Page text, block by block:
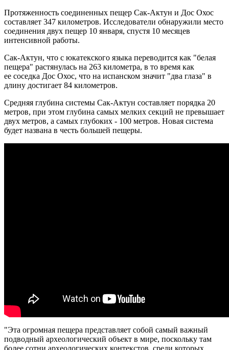
Протяженность соединенных пещер Сак-Актун и Дос Охос
составляет 347 километров. Исследователи обнаружили место
соединения двух пещер 10 января, спустя 10 месяцев
интенсивной работы.
Сак-Актун, что с юкатекского языка переводится как "белая
пещера" растянулась на 263 километра, в то время как
ее соседка Дос Охос, что на испанском значит "два глаза" в
длину достигает 84 километров.
Средняя глубина системы Сак-Актун составляет порядка 20
метров, при этом глубина самых мелких секций не превышает
двух метров, а самых глубоких - 100 метров. Новая система
будет названа в честь большей пещеры.
"Эта огромная пещера представляет собой самый важный
подводный археологический объект в мире, поскольку там
более сотни археологических контекстов, среди которых